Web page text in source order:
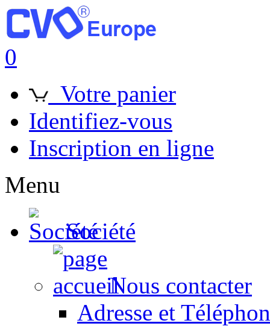
0
Votre panier
Identifiez-vous
Inscription en ligne
Menu
Société
Nous contacter
Adresse et